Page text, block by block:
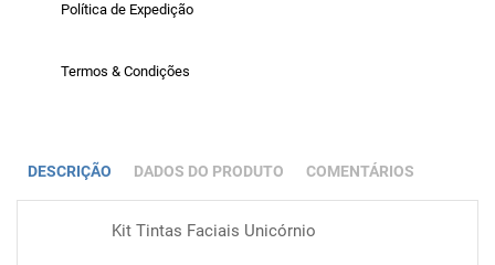
Política de Expedição
Termos & Condições
DESCRIÇÃO DADOS DO PRODUTO COMENTÁRIOS
Kit Tintas Faciais Unicórnio